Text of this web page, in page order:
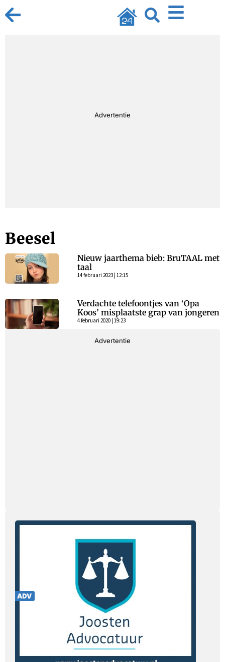
Advertentie
Beesel
Nieuw jaarthema bieb: BruTAAL met
taal
14 februari 2023 | 12:15
Verdachte telefoontjes van ‘Opa
Koos’ misplaatste grap van jongeren
4 februari 2020 | 19:23
Advertentie